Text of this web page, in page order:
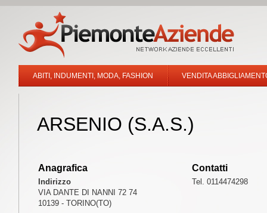
ABITI, INDUMENTI, MODA, FASHION VENDITA
ARSENIO (S.A.S.)
Anagrafica
Indirizzo
VIA DANTE DI NANNI 72 74
10139 - TORINO(TO)
Contatti
Tel. 0114474298